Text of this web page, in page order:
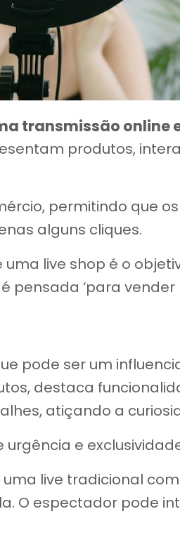
transmissão online
produtos,
permitindo que
alguns cliques.
live shop é o
pensada ‘para
pode ser um
destaca
atiçando a
e
live tradicional
O espectador pode